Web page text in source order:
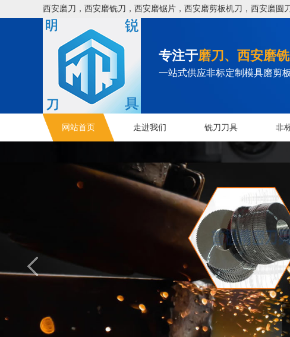
西安磨刀，西安磨铣刀，西安磨锯片，西安磨剪板机刀，西安磨圆
专注于磨刀、西安磨
一站式供应非标定制模具磨剪
网站首页 走进我们 铣刀刀具 非